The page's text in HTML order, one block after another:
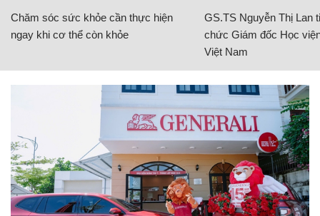
Chăm sóc sức khỏe cần thực hiện
ngay khi cơ thể còn khỏe
GS.TS Nguyễn Thị Lan
chức Giám đốc Học
Việt Nam